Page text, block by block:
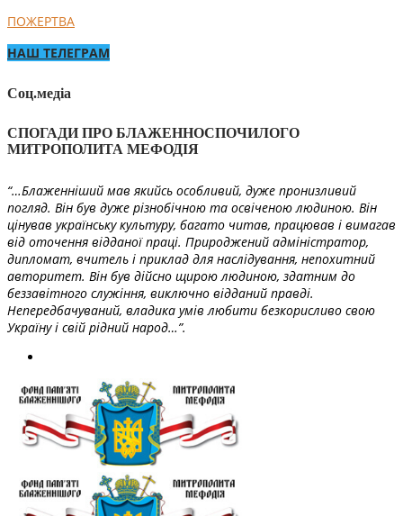
ПОЖЕРТВА
НАШ ТЕЛЕГРАМ
Соц.медіа
СПОГАДИ ПРО БЛАЖЕННОСПОЧИЛОГО
МИТРОПОЛИТА МЕФОДІЯ
“…Блаженніший мав якийсь особливий, дуже пронизливий
погляд. Він був дуже різнобічною та освіченою людиною. Він
цінував українську культуру, багато читав, працював і вимагав
від оточення відданої праці. Природжений адміністратор,
дипломат, вчитель і приклад для наслідування, непохитний
авторитет. Він був дійсно щирою людиною, здатним до
беззавітного служіння, виключно відданий правді.
Непередбачуваний, владика умів любити безкорисливо свою
Україну і свій рідний народ…”.